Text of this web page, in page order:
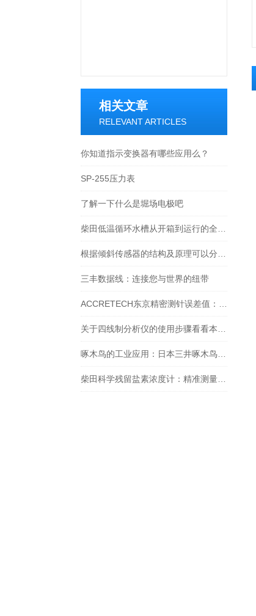
相关文章
RELEVANT ARTICLES
你知道指示变换器有哪些应用么？
SP-255压力表
了解一下什么是堀场电极吧
三丰数据线：连接您与世界的纽带